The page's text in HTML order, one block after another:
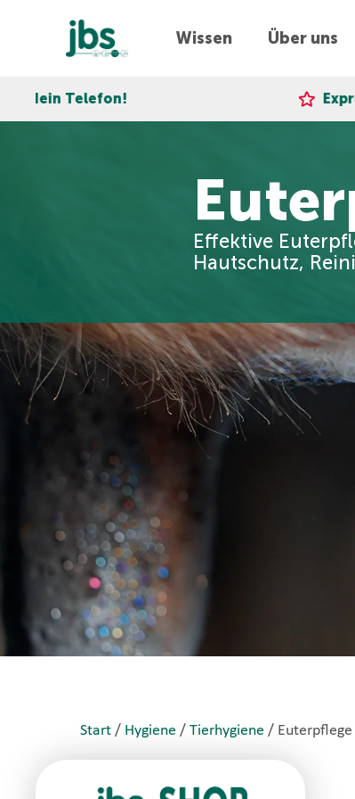
Wissen Über uns
Express-
Effektive
Hautschutz,
Start / Hygiene / Tierhygiene / Euterpflege